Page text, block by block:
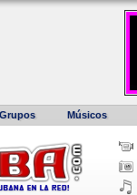
Grupos Músicos